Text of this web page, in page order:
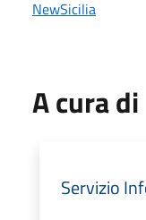
NewSicilia
A cura di
Servizio